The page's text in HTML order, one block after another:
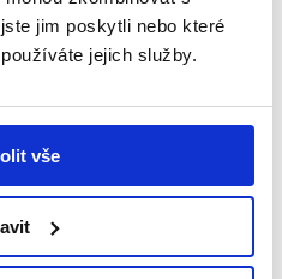
jim poskytli nebo které
jejich služby.
vše
nás nesmírně potěšilo.
kvalitního života. A
které víme, že je zdravá
Terezka je hnací motor,
se dá ale říci, že jsme na
těžší teprve přijde, až
až z něho bude jen